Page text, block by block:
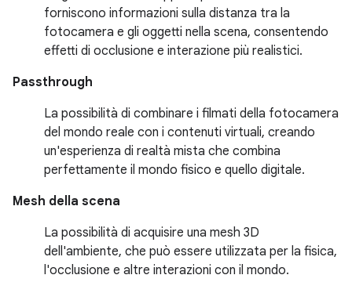
forniscono informazioni sulla distanza tra la
fotocamera e gli oggetti nella scena, consentendo
effetti di occlusione e interazione più realistici.
Passthrough
La possibilità di combinare i filmati della fotocamera
del mondo reale con i contenuti virtuali, creando
un'esperienza di realtà mista che combina
perfettamente il mondo fisico e quello digitale.
Mesh della scena
La possibilità di acquisire una mesh 3D
dell'ambiente, che può essere utilizzata per la fisica,
l'occlusione e altre interazioni con il mondo.